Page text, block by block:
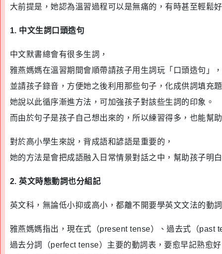
大前提是，她認為溫習過程可以是無痛的，有時甚至輕鬆
1. 中文生詞口頭造句
中文默書總會有很多生詞，
雅燕媽媽在溫習期間會順帶請孩子用生詞玩「口頭造句」，
並請孩子錄音，方便她之後利用那些句子，化成供詞填充
她說以此循序漸進方法，可加強孩子對該些生詞的印象。
而由於句子是孩子自己想出來的，所以練習得多，也能幫
對於高小學生來說，背成語和諺語是重要的，
她的方法是會把成語融入日常情景對話之中，幫助孩子明
2. 英文時態動詞也分組記
英文科，無論低小抑或高小，都離不開要學英文文法的動
雅燕媽媽指出，現在式（present tense）、過去式（past
過去分詞（perfect tense）主要的動詞表，要愈早記熟愈